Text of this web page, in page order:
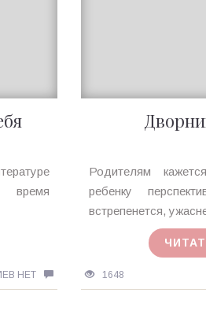
время
НЕТ
Ирина
MagicTantra
13.11.2015
Родителям
ребенку
встрепенется,
1648